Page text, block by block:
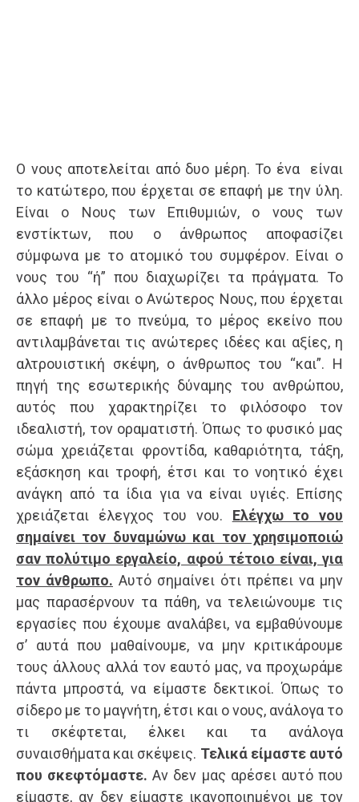
Ο νους αποτελείται από δυο μέρη. Το ένα είναι
το κατώτερο, που έρχεται σε επαφή με την ύλη.
Είναι ο Νους των Επιθυμιών, ο νους των
ενστίκτων, που ο άνθρωπος αποφασίζει
σύμφωνα με το ατομικό του συμφέρον. Είναι ο
νους του “ή” που διαχωρίζει τα πράγματα. Το
άλλο μέρος είναι ο Ανώτερος Νους, που έρχεται
σε επαφή με το πνεύμα, το μέρος εκείνο που
αντιλαμβάνεται τις ανώτερες ιδέες και αξίες, η
αλτρουιστική σκέψη, ο άνθρωπος του “και”. Η
πηγή της εσωτερικής δύναμης του ανθρώπου,
αυτός που χαρακτηρίζει το φιλόσοφο τον
ιδεαλιστή, τον οραματιστή. Όπως το φυσικό μας
σώμα χρειάζεται φροντίδα, καθαριότητα, τάξη,
εξάσκηση και τροφή, έτσι και το νοητικό έχει
ανάγκη από τα ίδια για να είναι υγιές. Επίσης
χρειάζεται έλεγχος του νου. Ελέγχω το νου
σημαίνει τον δυναμώνω και τον χρησιμοποιώ
σαν πολύτιμο εργαλείο, αφού τέτοιο είναι, για
τον άνθρωπο. Αυτό σημαίνει ότι πρέπει να μην
μας παρασέρνουν τα πάθη, να τελειώνουμε τις
εργασίες που έχουμε αναλάβει, να εμβαθύνουμε
σ’ αυτά που μαθαίνουμε, να μην κριτικάρουμε
τους άλλους αλλά τον εαυτό μας, να προχωράμε
πάντα μπροστά, να είμαστε δεκτικοί. Όπως το
σίδερο με το μαγνήτη, έτσι και ο νους, ανάλογα το
τι σκέφτεται, έλκει και τα ανάλογα
συναισθήματα και σκέψεις. Τελικά είμαστε αυτό
που σκεφτόμαστε. Αν δεν μας αρέσει αυτό που
είμαστε, αν δεν είμαστε ικανοποιημένοι με τον